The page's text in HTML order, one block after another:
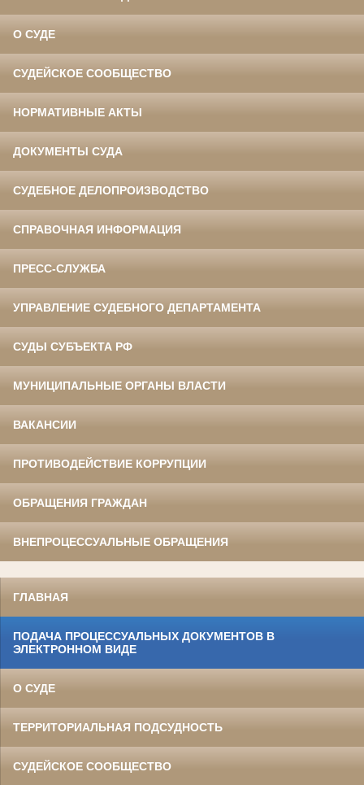
О СУДЕ
СУДЕЙСКОЕ СООБЩЕСТВО
НОРМАТИВНЫЕ АКТЫ
ДОКУМЕНТЫ СУДА
СУДЕБНОЕ ДЕЛОПРОИЗВОДСТВО
СПРАВОЧНАЯ ИНФОРМАЦИЯ
ПРЕСС-СЛУЖБА
УПРАВЛЕНИЕ СУДЕБНОГО ДЕПАРТАМЕНТА
СУДЫ СУБЪЕКТА РФ
МУНИЦИПАЛЬНЫЕ ОРГАНЫ ВЛАСТИ
ВАКАНСИИ
ПРОТИВОДЕЙСТВИЕ КОРРУПЦИИ
ОБРАЩЕНИЯ ГРАЖДАН
ВНЕПРОЦЕССУАЛЬНЫЕ ОБРАЩЕНИЯ
ГЛАВНАЯ
ПОДАЧА ПРОЦЕССУАЛЬНЫХ ДОКУМЕНТОВ В
ЭЛЕКТРОННОМ ВИДЕ
О СУДЕ
ТЕРРИТОРИАЛЬНАЯ ПОДСУДНОСТЬ
СУДЕЙСКОЕ СООБЩЕСТВО